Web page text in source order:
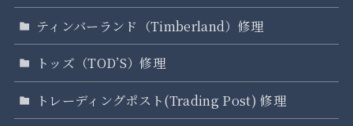
ティンバーランド（Timberland）修理
トッズ（TOD’S）修理
トレーディングポスト(Trading Post) 修理